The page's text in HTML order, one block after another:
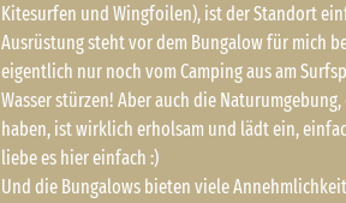
Kitesurfen und Wingfoilen), ist der Standort
Ausrüstung steht vor dem Bungalow für mich
eigentlich nur noch vom Camping aus am
Wasser stürzen! Aber auch die
haben, ist wirklich erholsam und lädt ein,
liebe es hier einfach :)
Und die Bungalows bieten viele